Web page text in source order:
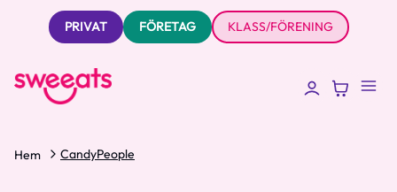
PRIVAT FÖRETAG KLASS/FÖRENING
Hem CandyPeople